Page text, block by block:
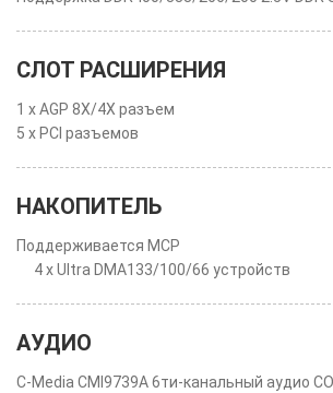
СЛОТ РАСШИРЕНИЯ
1 x AGP 8X/4X разъем
5 x PCI разъемов
НАКОПИТЕЛЬ
Поддерживается MCP
4 x Ultra DMA133/100/66 устройств
АУДИО
C-Media CMI9739A 6ти-канальный аудио